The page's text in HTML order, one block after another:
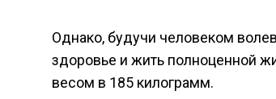
Однако, будучи человеком
здоровье и жить полноценной
весом в 185 килограмм.